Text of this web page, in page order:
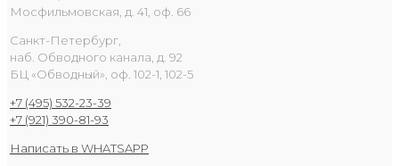
Мосфильмовская, д. 41, оф. 66
Санкт-Петербург,
наб. Обводного канала, д. 92
БЦ «Обводный», оф. 102-1, 102-5
+7 (495) 532-23-39
+7 (921) 390-81-93
Написать в WHATSAPP